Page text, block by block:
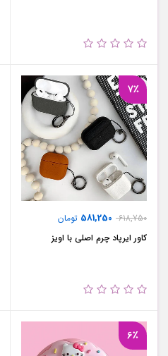
7٪
618,750
581,250 تومان
کاور ایرپاد چرم اصلی با اویز
6٪